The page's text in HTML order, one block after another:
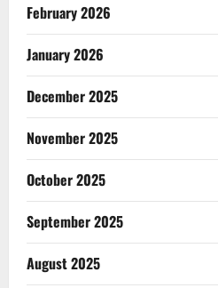
February 2026
January 2026
December 2025
November 2025
October 2025
September 2025
August 2025